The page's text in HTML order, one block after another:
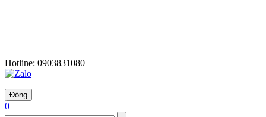
Hotline: 0903831080
Đóng
0